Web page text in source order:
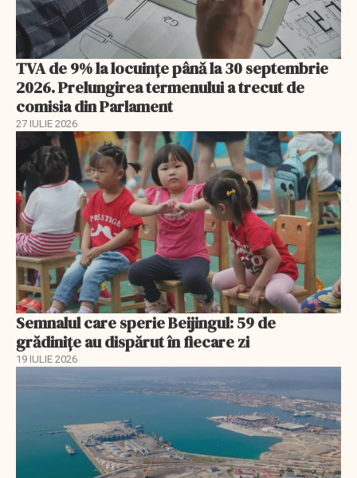
TVA de 9% la locuințe până la 30 septembrie
2026. Prelungirea termenului a trecut de
comisia din Parlament
27 IULIE 2026
Semnalul care sperie Beijingul: 59 de
grădinițe au dispărut în fiecare zi
19 IULIE 2026